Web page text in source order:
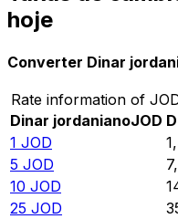
hoje
Converter Dinar
Rate information of
Dinar jordanianoJOD
1 JOD
5 JOD
10 JOD
25 JOD